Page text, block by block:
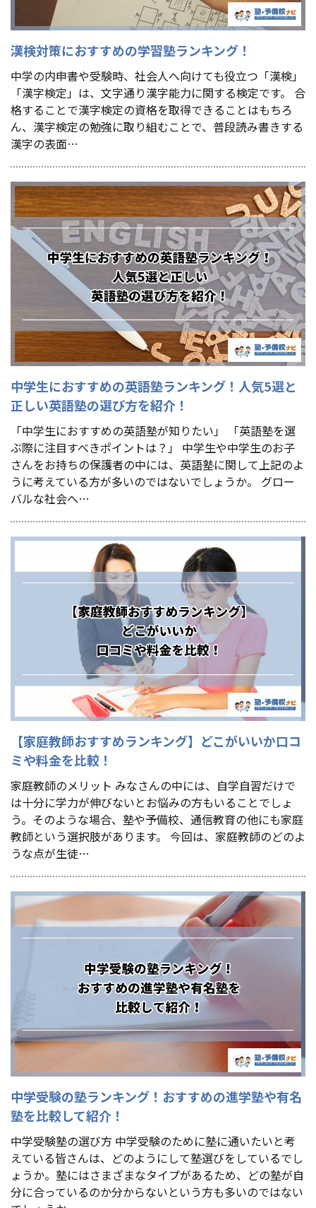
漢検対策におすすめの学習塾ランキング！
中学の内申書や受験時、社会人へ向けても役立つ「漢検」
「漢字検定」は、文字通り漢字能力に関する検定です。 合
格することで漢字検定の資格を取得できることはもちろ
ん、漢字検定の勉強に取り組むことで、普段読み書きする
漢字の表面…
中学生におすすめの英語塾ランキング！人気5選と
正しい英語塾の選び方を紹介！
「中学生におすすめの英語塾が知りたい」 「英語塾を選
ぶ際に注目すべきポイントは？」 中学生や中学生のお子
さんをお持ちの保護者の中には、英語塾に関して上記のよ
うに考えている方が多いのではないでしょうか。 グロー
バルな社会へ…
【家庭教師おすすめランキング】どこがいいか口コ
ミや料金を比較！
家庭教師のメリット みなさんの中には、自学自習だけで
は十分に学力が伸びないとお悩みの方もいることでしょ
う。そのような場合、塾や予備校、通信教育の他にも家庭
教師という選択肢があります。 今回は、家庭教師のどのよ
うな点が生徒…
中学受験の塾ランキング！おすすめの進学塾や有名
塾を比較して紹介！
中学受験塾の選び方 中学受験のために塾に通いたいと考
えている皆さんは、どのようにして塾選びをしているでし
ょうか。塾にはさまざまなタイプがあるため、どの塾が自
分に合っているのか分からないという方も多いのではない